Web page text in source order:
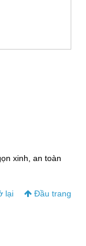
xinh, an toàn
lại Đầu trang